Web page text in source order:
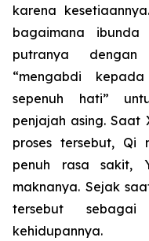
karena
bagaimana
putranya
“mengabdi
sepenuh hati”
penjajah asing. Saat
proses tersebut, Qi
penuh rasa sakit,
maknanya. Sejak
tersebut
kehidupannya.